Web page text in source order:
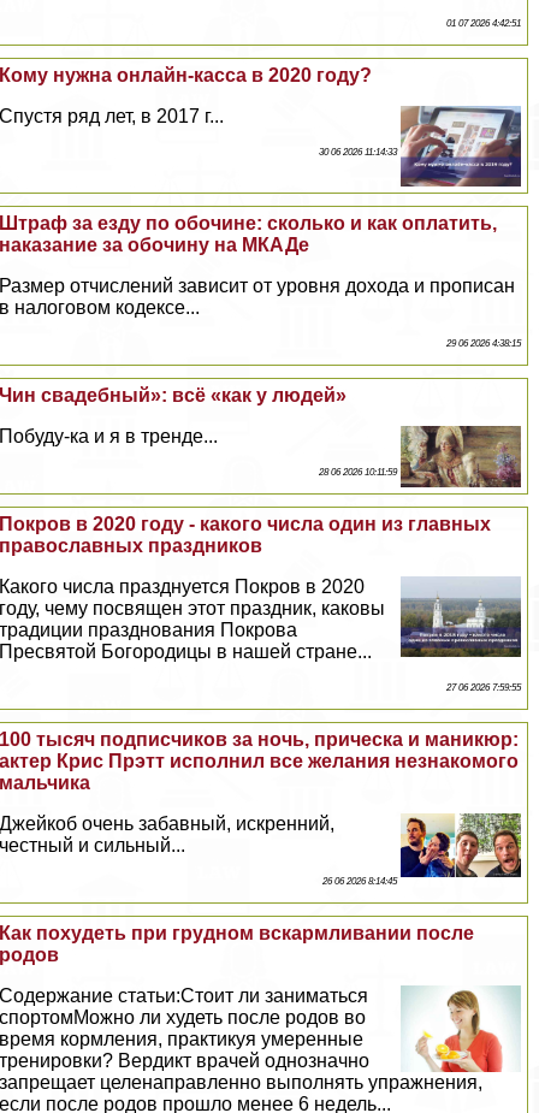
01 07 2026 4:42:51
Кому нужна онлайн-касса в 2020 году?
Спустя ряд лет, в 2017 г...
30 06 2026 11:14:33
Штраф за езду по обочине: сколько и как оплатить,
наказание за обочину на МКАДе
Размер отчислений зависит от уровня дохода и прописан
в налоговом кодексе...
29 06 2026 4:38:15
Чин свадебный»: всё «как у людей»
Побуду-ка и я в тренде...
28 06 2026 10:11:59
Покров в 2020 году - какого числа один из главных
православных праздников
Какого числа празднуется Покров в 2020
году, чему посвящен этот праздник, каковы
традиции празднования Покрова
Пресвятой Богородицы в нашей стране...
27 06 2026 7:59:55
100 тысяч подписчиков за ночь, прическа и маникюр:
актер Крис Прэтт исполнил все желания незнакомого
мальчика
Джейкоб очень забавный, искренний,
честный и сильный...
26 06 2026 8:14:45
Как похудеть при грудном вскармливании после
родов
Содержание статьи:Стоит ли заниматься
спортомМожно ли худеть после родов во
время кормления, пpaктикуя умеренные
тренировки? Вердикт врачей однозначно
запрещает целенаправленно выполнять упражнения,
если после родов прошло менее 6 недель...